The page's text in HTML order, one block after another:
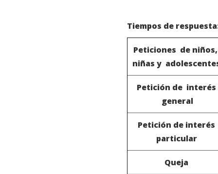
Tiempos de
Peticiones de
niñas y
Petición de interés
general
Petición de interés
particular
Queja